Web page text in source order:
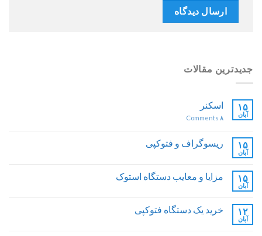
جدیدترین مقالات
۱۵
آبان
اسکنر
۸
۱۵
آبان
ریسوگراف و فتوکپی
۱۵
آبان
مزایا و معایب دستگاه استوک
۱۲
آبان
خرید یک دستگاه فتوکپی